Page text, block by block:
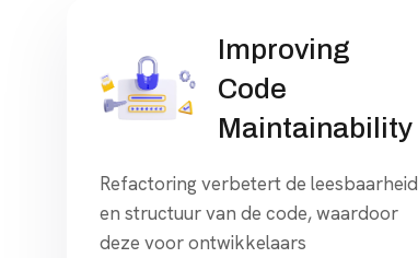
Improving
Code
Maintainability
Refactoring verbetert de leesbaarheid
en structuur van de code, waardoor
deze voor ontwikkelaars